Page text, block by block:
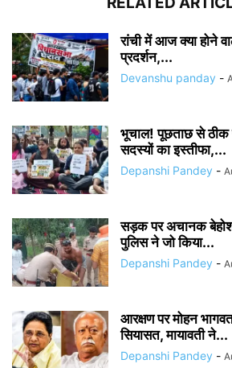
रांची में आज क्या होने
प्रदर्शन,...
Devanshu panday -
भूचाल! पूछताछ से
सदस्यों का इस्तीफा,...
Depanshi Pandey -
सड़क पर अचानक बेहोश
पुलिस ने जो किया...
Depanshi Pandey -
आरक्षण पर मोहन
सियासत, मायावती ने...
Depanshi Pandey -